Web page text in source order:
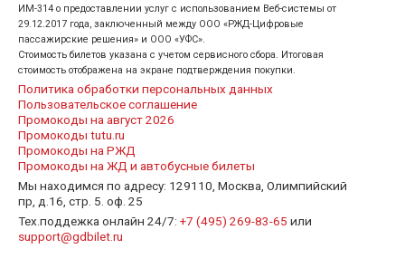
ИМ-314 о предоставлении услуг с использованием Веб-системы от
29.12.2017 года, заключенный между ООО «РЖД-Цифровые
пассажирские решения» и ООО «УФС».
Стоимость билетов указана с учетом сервисного сбора. Итоговая
стоимость отображена на экране подтверждения покупки.
Политика обработки персональных данных
Пользовательское соглашение
Промокоды на август 2026
Промокоды tutu.ru
Промокоды на РЖД
Промокоды на ЖД и автобусные билеты
Мы находимся по адресу: 129110, Москва, Олимпийский
пр, д.16, стр. 5. оф. 25
Тех.поддежка онлайн 24/7: +7 (495) 269-83-65 или
support@gdbilet.ru